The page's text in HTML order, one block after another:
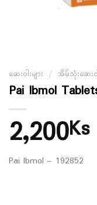
ဆေးဝါးများ / အိမ်သုံးဆေးဝါ
Pai Ibmol
2,200Ks
Pai Ibmol – 192852